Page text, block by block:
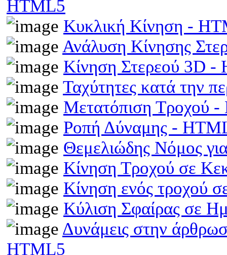
HTML5
Κυκλική Κίνηση -
Ανάλυση Κίνησης
Κίνηση Στερεού 3D -
Ταχύτητες κατά την
Μετατόπιση Τροχού
Ροπή Δύναμης -
Θεμελιώδης Νόμος
Κίνηση Τροχού σε
Κίνηση ενός τροχού
Κύλιση Σφαίρας σε
Δυνάμεις στην
HTML5